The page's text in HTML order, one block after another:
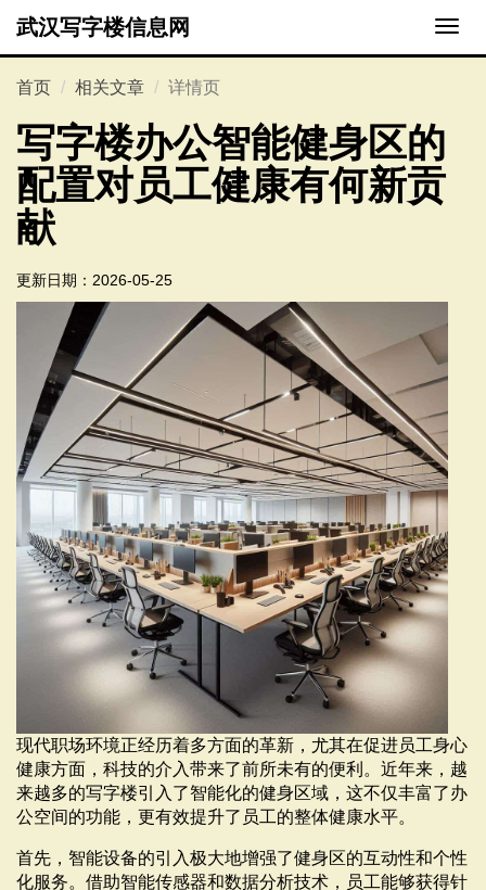
切
换
武汉写字楼信息网
首页 相关文章 详情页
写字楼办公智能健身区的
配置对员工健康有何新贡
献
更新日期： 2026-05-25
现代职场环境正经历着多方面的革新，尤其在促进员工身心
健康方面，科技的介入带来了前所未有的便利。近年来，越
来越多的写字楼引入了智能化的健身区域，这不仅丰富了办
公空间的功能，更有效提升了员工的整体健康水平。
首先，智能设备的引入极大地增强了健身区的互动性和个性
化服务。借助智能传感器和数据分析技术，员工能够获得针